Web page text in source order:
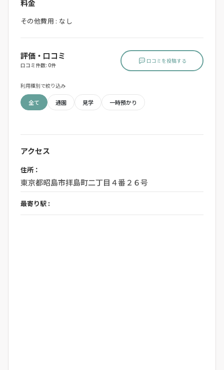
料金
その他費用 : なし
評価・口コミ
口コミ件数: 0件
口コミを投稿する
利用種別で絞り込み
全て 通園 見学 一時預かり
アクセス
住所：
東京都昭島市拝島町二丁目４番２６号
最寄り駅 :